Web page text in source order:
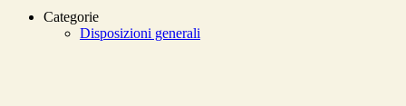
Categorie
Disposizioni generali